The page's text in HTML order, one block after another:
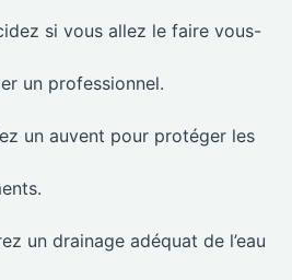
si vous allez le faire vous-
un professionnel.
un auvent pour protéger les
un drainage adéquat de l’eau